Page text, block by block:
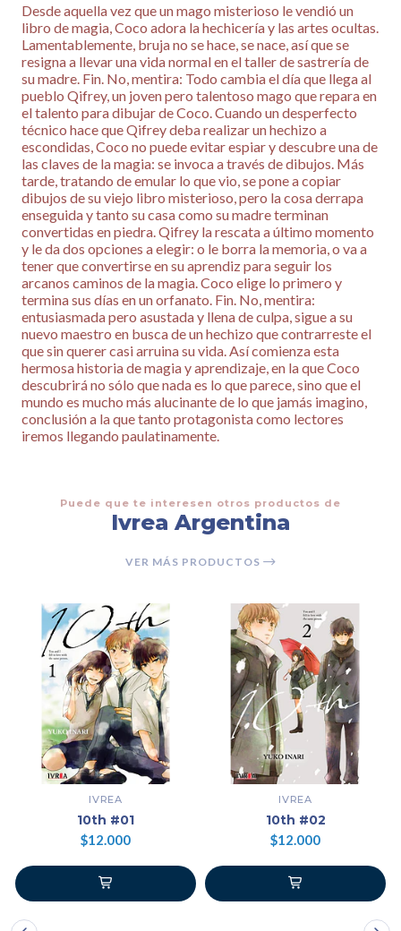
Desde aquella vez que un mago misterioso le vendió un
libro de magia, Coco adora la hechicería y las artes ocultas.
Lamentablemente, bruja no se hace, se nace, así que se
resigna a llevar una vida normal en el taller de sastrería de
su madre. Fin. No, mentira: Todo cambia el día que llega al
pueblo Qifrey, un joven pero talentoso mago que repara en
el talento para dibujar de Coco. Cuando un desperfecto
técnico hace que Qifrey deba realizar un hechizo a
escondidas, Coco no puede evitar espiar y descubre una de
las claves de la magia: se invoca a través de dibujos. Más
tarde, tratando de emular lo que vio, se pone a copiar
dibujos de su viejo libro misterioso, pero la cosa derrapa
enseguida y tanto su casa como su madre terminan
convertidas en piedra. Qifrey la rescata a último momento
y le da dos opciones a elegir: o le borra la memoria, o va a
tener que convertirse en su aprendiz para seguir los
arcanos caminos de la magia. Coco elige lo primero y
termina sus días en un orfanato. Fin. No, mentira:
entusiasmada pero asustada y llena de culpa, sigue a su
nuevo maestro en busca de un hechizo que contrarreste el
que sin querer casi arruina su vida. Así comienza esta
hermosa historia de magia y aprendizaje, en la que Coco
descubrirá no sólo que nada es lo que parece, sino que el
mundo es mucho más alucinante de lo que jamás imagino,
conclusión a la que tanto protagonista como lectores
iremos llegando paulatinamente.
Puede que te interesen otros productos de
Ivrea Argentina
VER MÁS PRODUCTOS
IVREA
10th #01
$12.000
IVREA
10th #02
$12.000